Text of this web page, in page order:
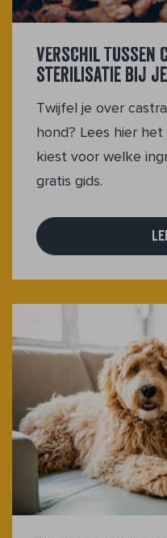
Verschil tussen
sterilisatie bij je
Twijfel je over
hond? Lees hier
kiest voor welke
gratis gids.